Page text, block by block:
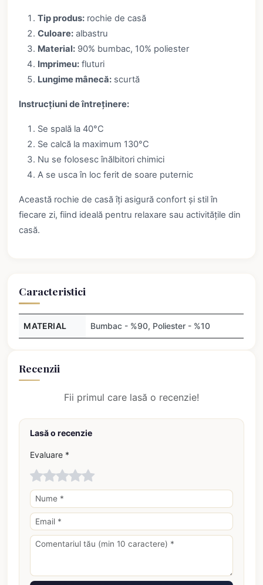
Tip produs: rochie de casă
Culoare: albastru
Material: 90% bumbac, 10% poliester
Imprimeu: fluturi
Lungime mânecă: scurtă
Instrucțiuni de întreținere:
Se spală la 40°C
Se calcă la maximum 130°C
Nu se folosesc înălbitori chimici
A se usca în loc ferit de soare puternic
Această rochie de casă îți asigură confort și stil în
fiecare zi, fiind ideală pentru relaxare sau activitățile din
casă.
Caracteristici
MATERIAL Bumbac - %90, Poliester - %10
Recenzii
Fii primul care lasă o recenzie!
Lasă o recenzie
Evaluare *